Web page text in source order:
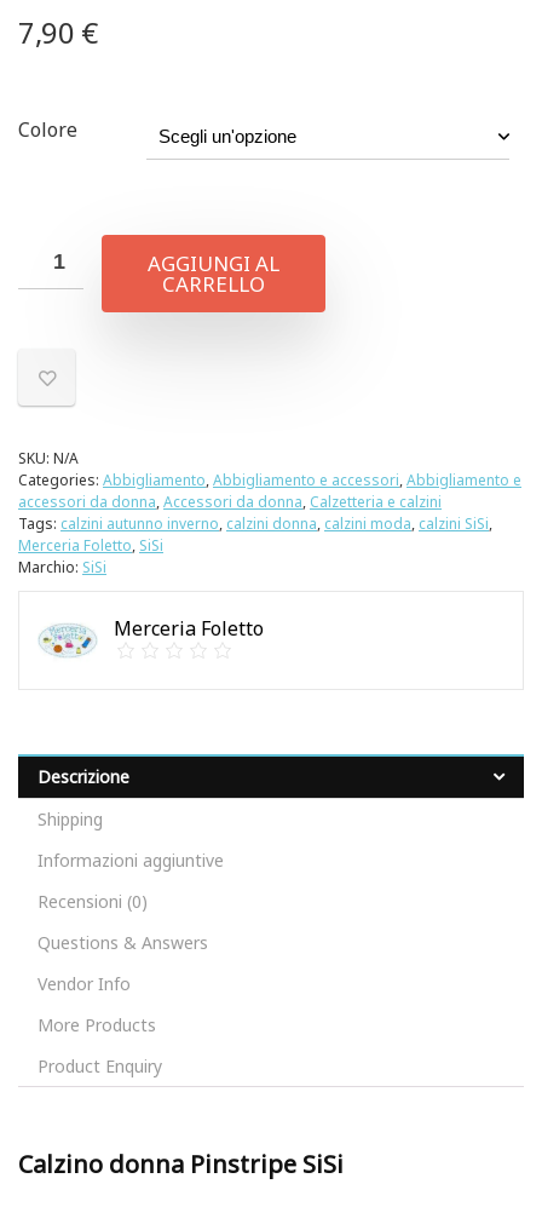
7,90 €
Colore
AGGIUNGI AL
CARRELLO
SKU: N/A
Categories: Abbigliamento,Abbigliamento e accessori,Abbigliamento e
accessori da donna,Accessori da donna, Calzetteria e calzini
Tags: calzini autunno inverno, calzini donna, calzini moda, calzini SiSi,
Merceria Foletto, SiSi
Marchio: SiSi
Merceria Foletto
Descrizione
Shipping
Informazioni aggiuntive
Recensioni (0)
Questions & Answers
Vendor Info
More Products
Product Enquiry
Calzino donna Pinstripe SiSi